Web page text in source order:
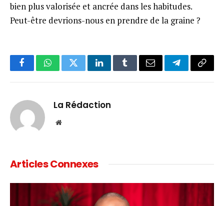
bien plus valorisée et ancrée dans les habitudes.
Peut-être devrions-nous en prendre de la graine ?
FacebookWhatsAppTwitterLinkedInTumblrEmail TelegramCopy
La Rédaction
Website
Articles Connexes